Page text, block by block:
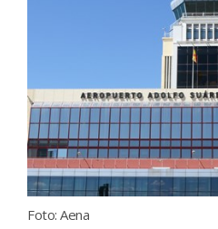
Foto: Aena